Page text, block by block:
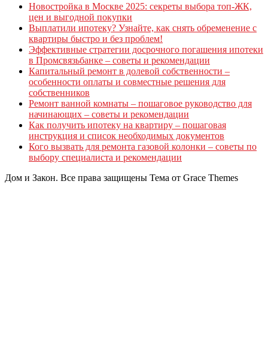
Новостройка в Москве 2025: секреты выбора топ-ЖК,
цен и выгодной покупки
Выплатили ипотеку? Узнайте, как снять обременение с
квартиры быстро и без проблем!
Эффективные стратегии досрочного погашения ипотеки
в Промсвязьбанке – советы и рекомендации
Капитальный ремонт в долевой собственности –
особенности оплаты и совместные решения для
собственников
Ремонт ванной комнаты – пошаговое руководство для
начинающих – советы и рекомендации
Как получить ипотеку на квартиру – пошаговая
инструкция и список необходимых документов
Кого вызвать для ремонта газовой колонки – советы по
выбору специалиста и рекомендации
Дом и Закон. Все права защищены Тема от Grace Themes